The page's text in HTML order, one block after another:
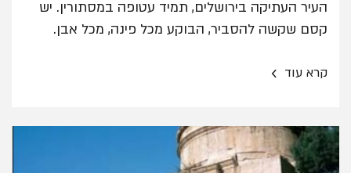
העיר העתיקה בירושלים, תמיד עטופה במסתורין. יש
קסם שקשה להסביר, הבוקע מכל פינה, מכל אבן.
קרא עוד ›